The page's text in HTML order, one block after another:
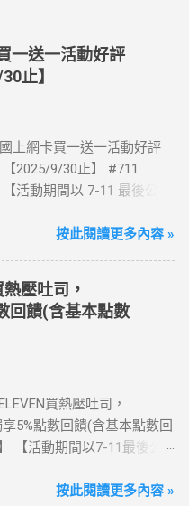
一送一活動好評
止】
上網卡買一送一活動好評
2025/9/30止】 #711
活動期間以 7-11 最後公告
速、享買一送一優惠！ > 實
享券。 (出國開通啟用後回
登錄】 ) > eSIM出國上網
eSIM「吃到飽」方案；即
方案。 (例：買1張日本5天
💰 ·活動詳情：好康優惠看
惠】 ·eSIM ibon 購買教學
全球上網首選，速度穩
歐洲、土耳其 熱門地區通
按此閱讀更多內容 »
壓吐司，
回饋(含基本點數
買熱壓吐司，
享5%點數回饋(含基本點數回
【活動期間以7-11最後公
三到7-ELEVEN買熱壓吐司
按此閱讀更多內容 »